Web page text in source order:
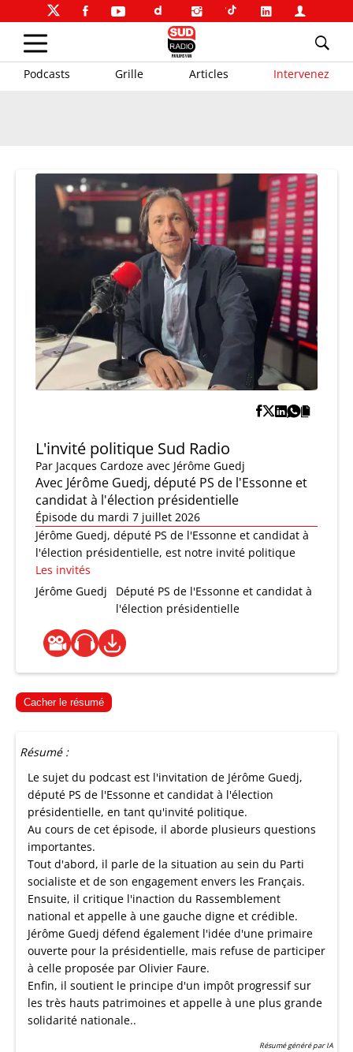
Podcasts Grille Articles Intervenez
L'invité politique Sud Radio
Par Jacques Cardoze avec Jérôme Guedj
Avec Jérôme Guedj, député PS de l'Essonne et
candidat à l'élection présidentielle
Épisode du mardi 7 juillet 2026
Jérôme Guedj, député PS de l'Essonne et candidat à
l'élection présidentielle, est notre invité politique
Les invités
Jérôme Guedj
Député PS de l'Essonne et candidat à
l'élection présidentielle
Cacher le résumé
Résumé :
Le sujet du podcast est l'invitation de Jérôme Guedj,
député PS de l'Essonne et candidat à l'élection
présidentielle, en tant qu'invité politique.
Au cours de cet épisode, il aborde plusieurs questions
importantes.
Tout d'abord, il parle de la situation au sein du Parti
socialiste et de son engagement envers les Français.
Ensuite, il critique l'inaction du Rassemblement
national et appelle à une gauche digne et crédible.
Jérôme Guedj défend également l'idée d'une primaire
ouverte pour la présidentielle, mais refuse de participer
à celle proposée par Olivier Faure.
Enfin, il soutient le principe d'un impôt progressif sur
les très hauts patrimoines et appelle à une plus grande
solidarité nationale..
Résumé généré par IA